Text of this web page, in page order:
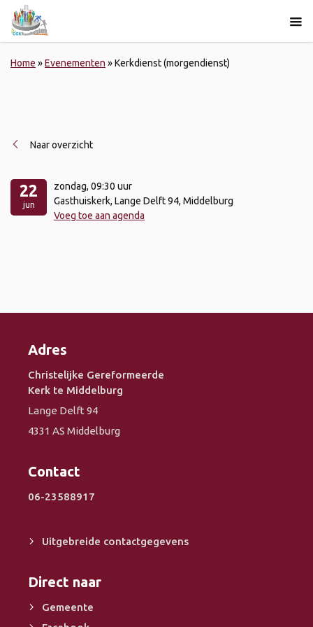
Home »Evenementen »Kerkdienst (morgendienst)
Naar overzicht
22
jun
zondag, 09:30 uur
Gasthuiskerk, Lange Delft 94, Middelburg
Voeg toe aan agenda
Adres
Christelijke Gereformeerde
Kerk te Middelburg
Lange Delft 94
4331 AS Middelburg
Contact
06-23588917
Uitgebreide contactgegevens
Direct naar
Gemeente